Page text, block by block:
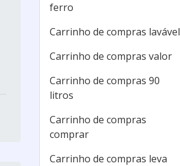
ferro
Carrinho de compras lavável
Carrinho de compras valor
Carrinho de compras 90
litros
Carrinho de compras
comprar
Carrinho de compras leva